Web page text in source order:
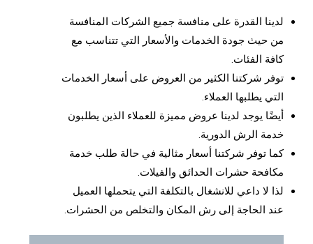
لدينا القدرة على منافسة جميع الشركات المنافسة
من حيث جودة الخدمات والأسعار التي تتناسب مع
كافة الفئات.
توفر شركتنا الكثير من العروض على أسعار الخدمات
التي يطلبها العملاء.
أيضًا يوجد لدينا عروض مميزة للعملاء الذين يطلبون
خدمة الرش الدورية.
كما توفر شركتنا أسعار مثالية في حالة طلب خدمة
مكافحة حشرات الحدائق والفيلات.
لذا لا داعي للانشغال بالتكلفة التي يتحملها العميل
عند الحاجة إلى رش المكان والتخلص من الحشرات.